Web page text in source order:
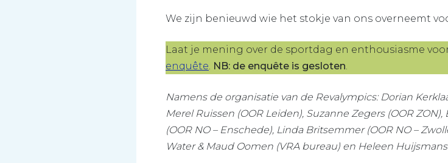
We zijn benieuwd wie het stokje van ons overneemt
Laat je mening over de sportdag en enthousiasme
enquête. NB: de enquête is gesloten.
Namens de organisatie van de Revalympics: Dorian
Merel Ruissen (OOR Leiden), Suzanne Zegers (OOR
(OOR NO – Enschede), Linda Britsemmer (OOR NO –
Water & Maud Oomen (VRA bureau) en Heleen Huijsmans